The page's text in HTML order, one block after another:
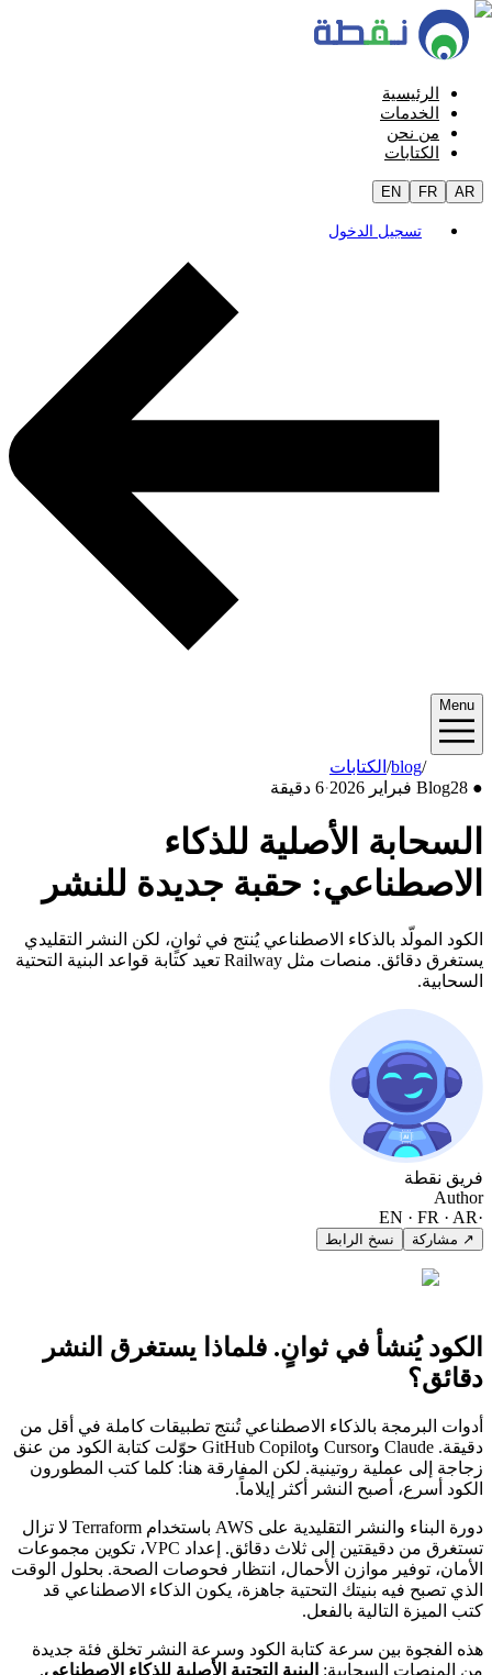
الرئيسية
الخدمات
من نحن
الكتابات
EN FR AR
تسجيل الدخول
Menu
الكتابات/blog
●
Blog28 فبراير 2026 ·6 دقيقة
السحابة الأصلية للذكاء
الاصطناعي: حقبة جديدة للنشر
الكود المولّد بالذكاء الاصطناعي يُنتج في ثوانٍ، لكن النشر التقليدي
يستغرق دقائق. منصات مثل Railway تعيد كتابة قواعد البنية التحتية
السحابية.
فريق نقطة
Author
EN · FR · AR
↗ مشاركة نسخ الرابط
الكود يُنشأ في ثوانٍ. فلماذا يستغرق النشر
دقائق؟
أدوات البرمجة بالذكاء الاصطناعي تُنتج تطبيقات كاملة في أقل من
دقيقة. Claude وCursor وGitHub Copilot حوّلت كتابة الكود من عنق
زجاجة إلى عملية روتينية. لكن المفارقة هنا: كلما كتب المطورون
الكود أسرع، أصبح النشر أكثر إيلاماً.
دورة البناء والنشر التقليدية على AWS باستخدام Terraform لا تزال
تستغرق من دقيقتين إلى ثلاث دقائق. إعداد VPC، تكوين مجموعات
الأمان، توفير موازن الأحمال، انتظار فحوصات الصحة. بحلول الوقت
الذي تصبح فيه بنيتك التحتية جاهزة، يكون الذكاء الاصطناعي قد
كتب الميزة التالية بالفعل.
هذه الفجوة بين سرعة كتابة الكود وسرعة النشر تخلق فئة جديدة
من المنصات السحابية:البنية التحتية الأصلية للذكاء الاصطناعي